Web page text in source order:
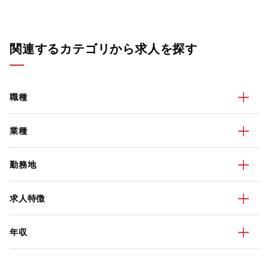
関連するカテゴリから求人を探す
職種
業種
勤務地
求人特徴
年収